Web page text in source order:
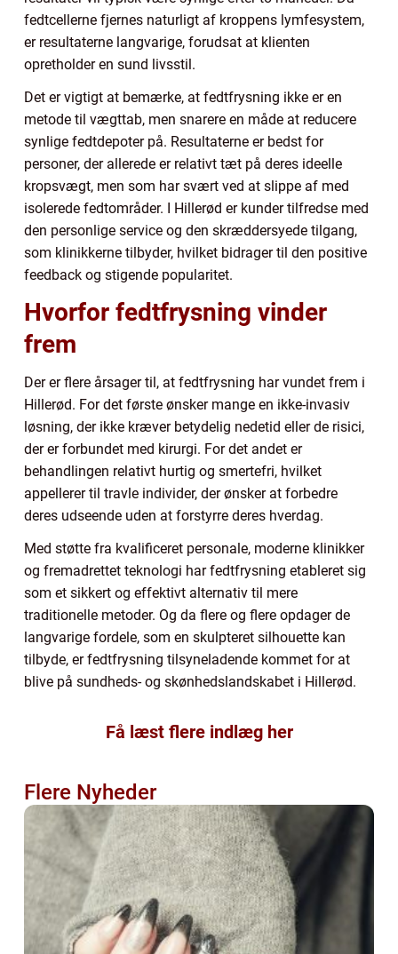
fedtcellerne fjernes naturligt af kroppens lymfesystem,
er resultaterne langvarige, forudsat at klienten
opretholder en sund livsstil.
Det er vigtigt at bemærke, at fedtfrysning ikke er en
metode til vægttab, men snarere en måde at reducere
synlige fedtdepoter på. Resultaterne er bedst for
personer, der allerede er relativt tæt på deres ideelle
kropsvægt, men som har svært ved at slippe af med
isolerede fedtområder. I Hillerød er kunder tilfredse med
den personlige service og den skræddersyede tilgang,
som klinikkerne tilbyder, hvilket bidrager til den positive
feedback og stigende popularitet.
Hvorfor fedtfrysning vinder
frem
Der er flere årsager til, at fedtfrysning har vundet frem i
Hillerød. For det første ønsker mange en ikke-invasiv
løsning, der ikke kræver betydelig nedetid eller de risici,
der er forbundet med kirurgi. For det andet er
behandlingen relativt hurtig og smertefri, hvilket
appellerer til travle individer, der ønsker at forbedre
deres udseende uden at forstyrre deres hverdag.
Med støtte fra kvalificeret personale, moderne klinikker
og fremadrettet teknologi har fedtfrysning etableret sig
som et sikkert og effektivt alternativ til mere
traditionelle metoder. Og da flere og flere opdager de
langvarige fordele, som en skulpteret silhouette kan
tilbyde, er fedtfrysning tilsyneladende kommet for at
blive på sundheds- og skønhedslandskabet i Hillerød.
Få læst flere indlæg her
Flere Nyheder